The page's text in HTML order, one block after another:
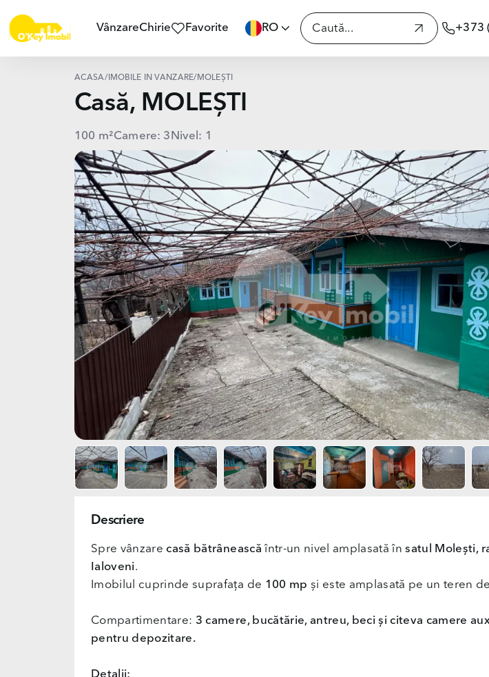
VânzareChirie Favorite RO +373
ACASĂ/ IMOBILE ÎN VÂNZARE/ MOLEȘTI
Casă, MOLEȘTI
100 m²Camere: 3 Nivel: 1
Descriere
Spre vânzare casă bătrânească într-un nivel amplasată însatul Molești,
Ialoveni.
Imobilul cuprinde suprafața de 100 mp și este amplasată pe un teren
Compartimentare: 3 camere, bucătărie, antreu, beci și citeva camere
pentru depozitare.
Detalii: